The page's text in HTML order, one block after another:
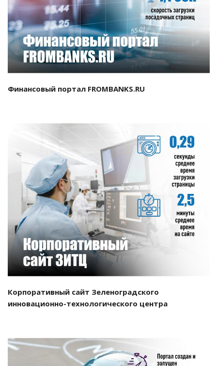
Смотреть проект
Финансовый портал FROMBANKS.RU
Смотреть проект
Корпоративный сайт Зеленоградского
инновационно-технологического центра